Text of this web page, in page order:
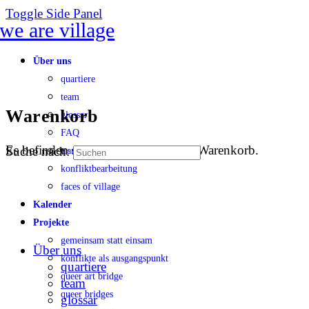
Toggle Side Panel
Über uns
quartiere
team
glossar
FAQ
transparenz
konfliktbearbeitung
faces of village
Kalender
Projekte
gemeinsam statt einsam
konflikte als ausgangspunkt
queer art bridge
queer bridges
Warenkorb
Es befinden sich keine Produkte im Warenkorb.
Suche nach:
Über uns
quartiere
team
glossar